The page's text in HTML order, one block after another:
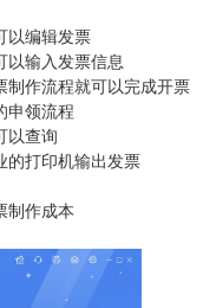
以编辑发票
以输入发票信息
制作流程就可以完成开票
申领流程
以查询
的打印机输出发票
制作成本